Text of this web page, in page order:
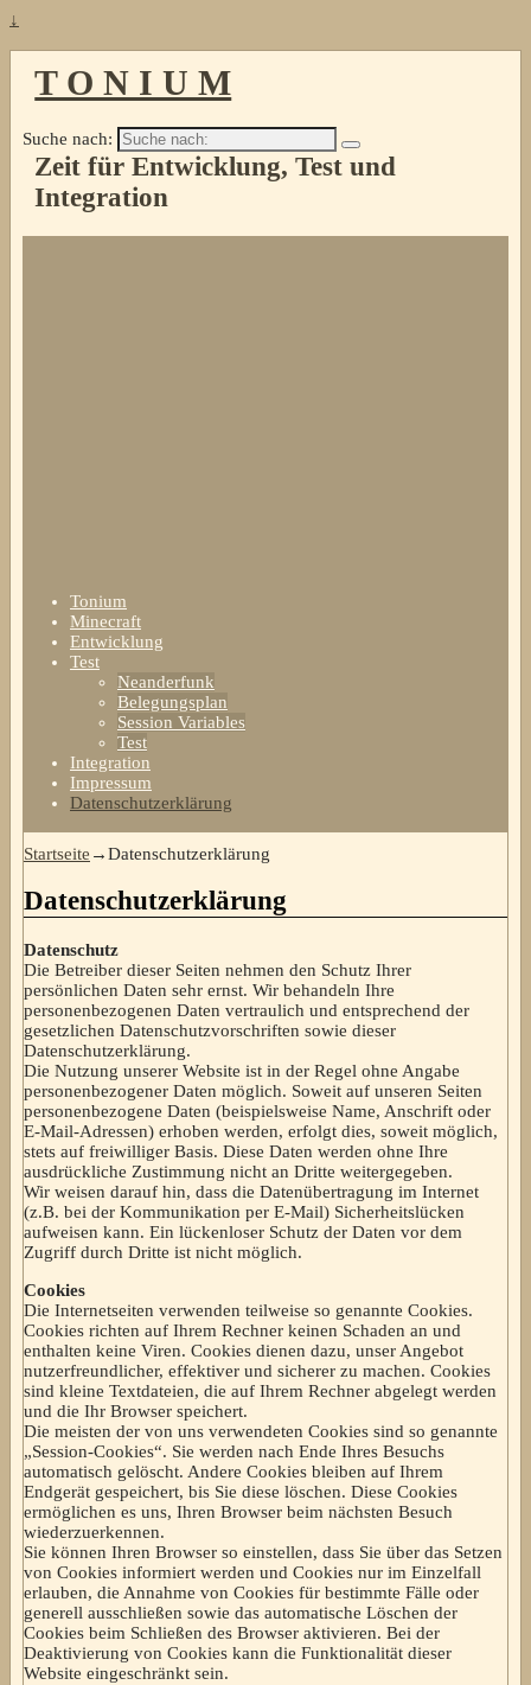
↓
T O N I U M
Suche nach:
Zeit für Entwicklung, Test und
Integration
Tonium
Minecraft
Entwicklung
Test
Neanderfunk
Belegungsplan
Session Variables
Test
Integration
Impressum
Datenschutzerklärung
Startseite →Datenschutzerklärung
Datenschutzerklärung
Datenschutz
Die Betreiber dieser Seiten nehmen den Schutz Ihrer
persönlichen Daten sehr ernst. Wir behandeln Ihre
personenbezogenen Daten vertraulich und entsprechend der
gesetzlichen Datenschutzvorschriften sowie dieser
Datenschutzerklärung.
Die Nutzung unserer Website ist in der Regel ohne Angabe
personenbezogener Daten möglich. Soweit auf unseren Seiten
personenbezogene Daten (beispielsweise Name, Anschrift oder
E-Mail-Adressen) erhoben werden, erfolgt dies, soweit möglich,
stets auf freiwilliger Basis. Diese Daten werden ohne Ihre
ausdrückliche Zustimmung nicht an Dritte weitergegeben.
Wir weisen darauf hin, dass die Datenübertragung im Internet
(z.B. bei der Kommunikation per E-Mail) Sicherheitslücken
aufweisen kann. Ein lückenloser Schutz der Daten vor dem
Zugriff durch Dritte ist nicht möglich.
Cookies
Die Internetseiten verwenden teilweise so genannte Cookies.
Cookies richten auf Ihrem Rechner keinen Schaden an und
enthalten keine Viren. Cookies dienen dazu, unser Angebot
nutzerfreundlicher, effektiver und sicherer zu machen. Cookies
sind kleine Textdateien, die auf Ihrem Rechner abgelegt werden
und die Ihr Browser speichert.
Die meisten der von uns verwendeten Cookies sind so genannte
„Session-Cookies“. Sie werden nach Ende Ihres Besuchs
automatisch gelöscht. Andere Cookies bleiben auf Ihrem
Endgerät gespeichert, bis Sie diese löschen. Diese Cookies
ermöglichen es uns, Ihren Browser beim nächsten Besuch
wiederzuerkennen.
Sie können Ihren Browser so einstellen, dass Sie über das Setzen
von Cookies informiert werden und Cookies nur im Einzelfall
erlauben, die Annahme von Cookies für bestimmte Fälle oder
generell ausschließen sowie das automatische Löschen der
Cookies beim Schließen des Browser aktivieren. Bei der
Deaktivierung von Cookies kann die Funktionalität dieser
Website eingeschränkt sein.